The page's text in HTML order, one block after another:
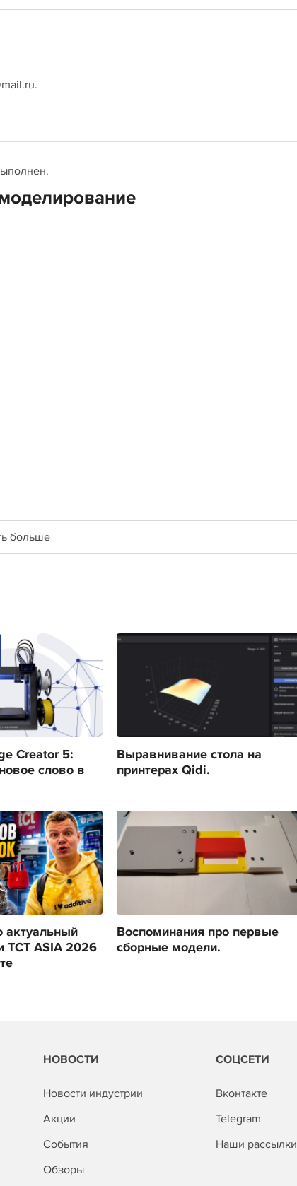
больше
Creator 5:
слово в
Выравнивание стола на
принтерах Qidi.
актуальный
TCT ASIA 2026
Воспоминания про первые
сборные модели.
НОВОСТИ
Новости индустрии
Акции
События
Обзоры
СОЦСЕТИ
Вконтакте
Telegram
Наши рассылки